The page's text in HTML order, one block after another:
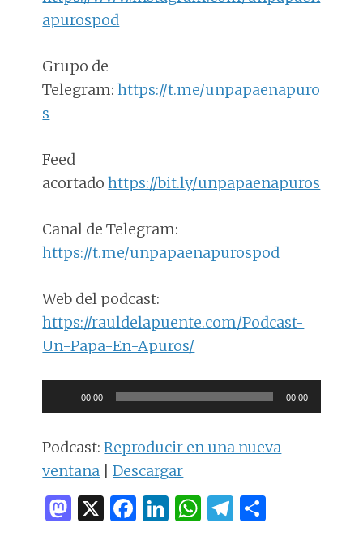
apurospod
Grupo de
Telegram:https://t.me/unpapaenapuro
s
Feed
acortadohttps://bit.ly/unpapaenapuros
Canal de Telegram:
https://t.me/unpapaenapurospod
Web del podcast:
https://rauldelapuente.com/Podcast-
Un-Papa-En-Apuros/
Reproductor
de
audio
00:00 00:00
Podcast:Reproducir en una nueva
ventana |Descargar
M X F
Li W T